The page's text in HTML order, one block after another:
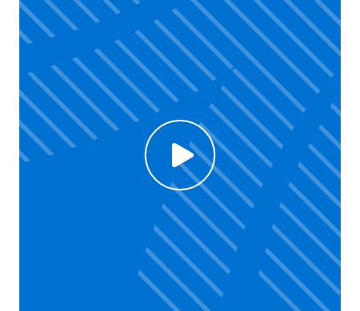
Voir la vidéo
Click to enable Youtube cookies and see content